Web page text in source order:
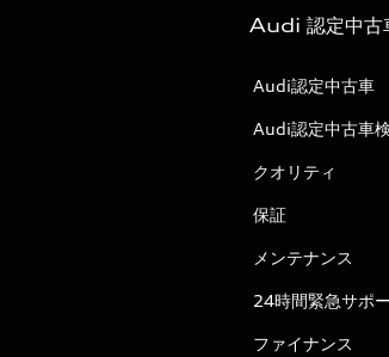
Audi 認定中古
Audi認定中古車
Audi認定中古車
クオリティ
保証
メンテナンス
24時間緊急サポ
ファイナンス